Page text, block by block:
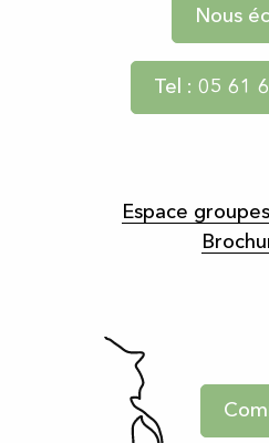
Nous
Tel : 05 61
Espace groupes